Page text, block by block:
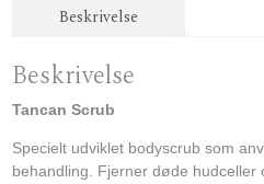
Beskrivelse
Beskrivelse
Tancan Scrub
Specielt udviklet bodyscrub som
behandling. Fjerner døde